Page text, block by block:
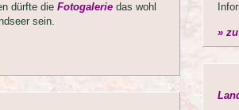
dürfte dieFotogalerie das wohl
sein.
»